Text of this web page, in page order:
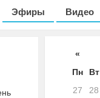
Эфиры Видео
«
Пн
Вт
27
28